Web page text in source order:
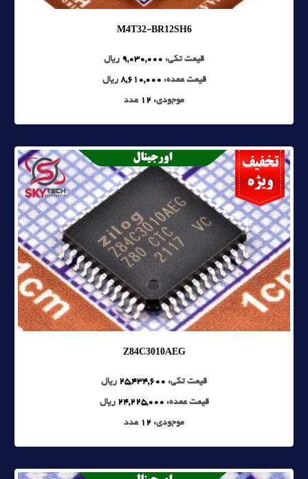
M4T32-BR12SH6
قیمت تکی: 9,030,000 ریال
قیمت عمده: 8,610,000 ریال
موجودی: 12 عدد
Z84C3010AEG
قیمت تکی: 25,434,600 ریال
قیمت عمده: 24,225,000 ریال
موجودی: 12 عدد